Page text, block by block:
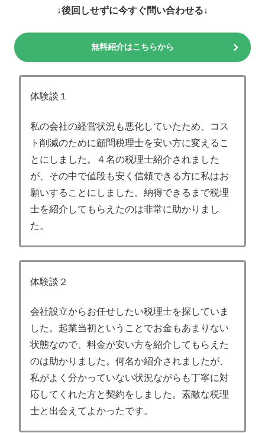
↓後回しせずに今すぐ問い合わせる↓
無料紹介はこちらから
体験談１
私の会社の経営状況も悪化していたため、コス
ト削減のために顧問税理士を安い方に変えるこ
とにしました。４名の税理士紹介されました
が、その中で値段も安く信頼できる方に私はお
願いすることにしました。納得できるまで税理
士を紹介してもらえたのは非常に助かりまし
た。
体験談２
会社設立からお任せしたい税理士を探していま
した。起業当初ということでお金もあまりない
状態なので、料金が安い方を紹介してもらえた
のは助かりました。何名か紹介されましたが、
私がよく分かっていない状況ながらも丁寧に対
応してくれた方と契約をしました。素敵な税理
士と出会えてよかったです。